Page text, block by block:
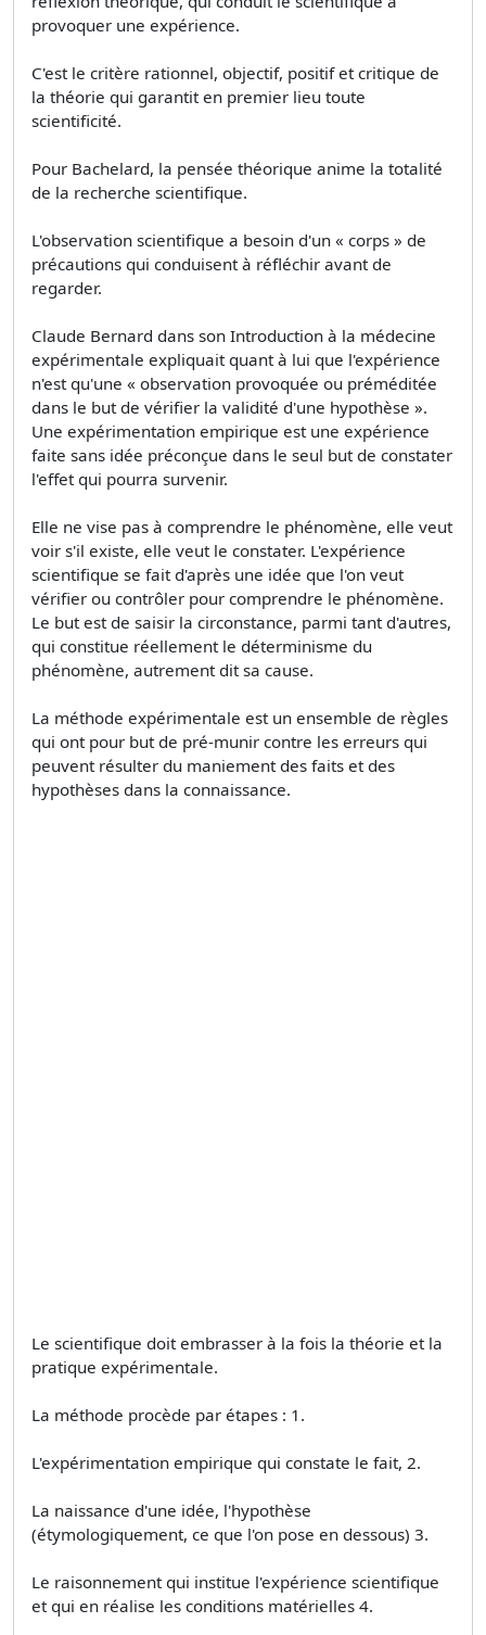
provoquer une expérience.
C'est le critère rationnel, objectif, positif et critique de
la théorie qui garantit en premier lieu toute
scientificité.
Pour Bachelard, la pensée théorique anime la totalité
de la recherche scientifique.
L'observation scientifique a besoin d'un « corps » de
précautions qui conduisent à réfléchir avant de
regarder.
Claude Bernard dans son Introduction à la médecine
expérimentale expliquait quant à lui que l'expérience
n'est qu'une « observation provoquée ou préméditée
dans le but de vérifier la validité d'une hypothèse ».
Une expérimentation empirique est une expérience
faite sans idée préconçue dans le seul but de constater
l'effet qui pourra survenir.
Elle ne vise pas à comprendre le phénomène, elle veut
voir s'il existe, elle veut le constater. L'expérience
scientifique se fait d'après une idée que l'on veut
vérifier ou contrôler pour comprendre le phénomène.
Le but est de saisir la circonstance, parmi tant d'autres,
qui constitue réellement le déterminisme du
phénomène, autrement dit sa cause.
La méthode expérimentale est un ensemble de règles
qui ont pour but de pré-munir contre les erreurs qui
peuvent résulter du maniement des faits et des
hypothèses dans la connaissance.
Le scientifique doit embrasser à la fois la théorie et la
pratique expérimentale.
La méthode procède par étapes : 1.
L'expérimentation empirique qui constate le fait, 2.
La naissance d'une idée, l'hypothèse
(étymologiquement, ce que l'on pose en dessous) 3.
Le raisonnement qui institue l'expérience scientifique
et qui en réalise les conditions matérielles 4.